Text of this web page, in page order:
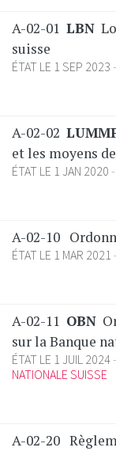
A-02-01 LBN
suisse
ÉTAT LE 1 SEP 2023
A-02-02
et les moyens
ÉTAT LE 1 JAN 2020
A-02-10
ÉTAT LE 1 MAR 2021
A-02-11 OBN
sur la Banque
ÉTAT LE 1 JUIL 2024
NATIONALE SUISSE
A-02-20